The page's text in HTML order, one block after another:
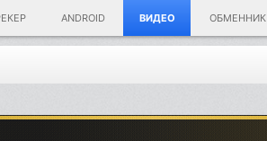
ANDROID ВИДЕО ОБМЕННИК